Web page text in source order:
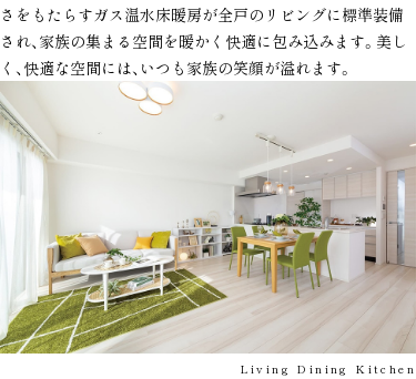
さをもたらすガス温水床暖房が全戸のリビングに標準装備
され、家族の集まる空間を暖かく快適に包み込みます。美し
く、快適な空間には、いつも家族の笑顔が溢れます。
Living Dining Kitchen